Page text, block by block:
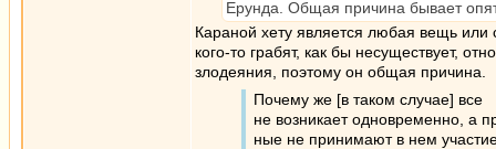
Ерунда. Общая причина бывает
Караной хету является любая вещь или
кого-то грабят, как бы несуществует,
злодеяния, поэтому он общая причина.
Почему же [в таком случае] все
не возникает одновременно, а
ные не принимают в нем